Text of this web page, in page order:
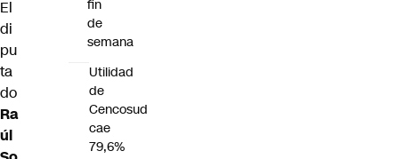
El
di
pu
ta
do
Ra
úl
fin
de
semana
Utilidad
de
Cencosud
cae
79,6%